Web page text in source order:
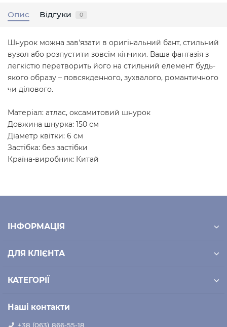
Опис Відгуки 0
Шнурок можна зав'язати в оригінальний бант, стильний
вузол або розпустити зовсім кінчики. Ваша фантазія з
легкістю перетворить його на стильний елемент будь-
якого образу – повсякденного, зухвалого, романтичного
чи ділового.
Матеріал: атлас, оксамитовий шнурок
Довжина шнурка: 150 см
Діаметр квітки: 6 см
Застібка: без застібки
Країна-виробник: Китай
ІНФОРМАЦІЯ
ДЛЯ КЛІЄНТА
КАТЕГОРІЇ
Наші контакти
+38 (063) 866-55-18